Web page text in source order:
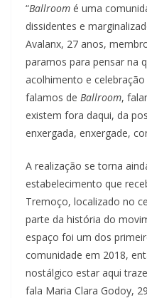
“Ballroom é uma
dissidentes e
Avalanx, 27 anos,
paramos para pensar na
acolhimento e
falamos de Ballroom,
existem fora daqui, da
enxergada, enxergade,
A realização se torna
estabelecimento que
Tremoço, localizado no
parte da história do
espaço foi um dos
comunidade em 2018,
nostálgico estar aqui
fala Maria Clara Godoy,